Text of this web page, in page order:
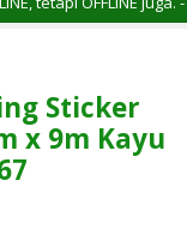
Sticker
x 9m Kayu